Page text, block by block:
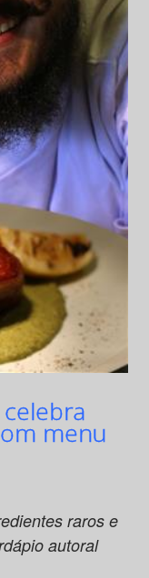
celebra
menu
raros e
autoral